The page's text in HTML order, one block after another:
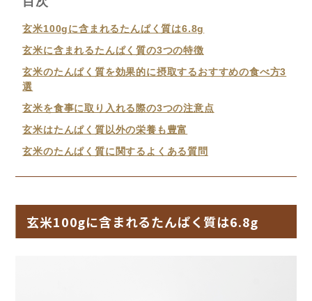
玄米100gに含まれるたんぱく質は6.8g
玄米に含まれるたんぱく質の3つの特徴
玄米のたんぱく質を効果的に摂取するおすすめの食べ方3
選
玄米を食事に取り入れる際の3つの注意点
玄米はたんぱく質以外の栄養も豊富
玄米のたんぱく質に関するよくある質問
玄米100gに含まれるたんぱく質は6.8g